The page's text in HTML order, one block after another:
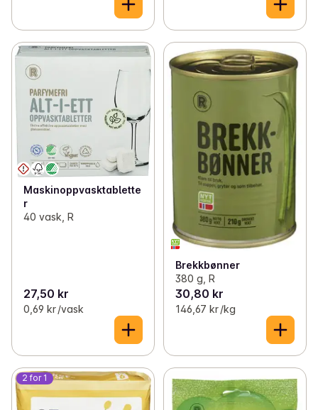
Maskinoppvasktablette
r
40 vask, R
27,50 kr
0,69 kr /vask
Brekkbønner
380 g, R
30,80 kr
146,67 kr /kg
2 for 1